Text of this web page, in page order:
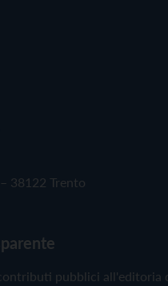
38122 Trento
pubblici all'editoria